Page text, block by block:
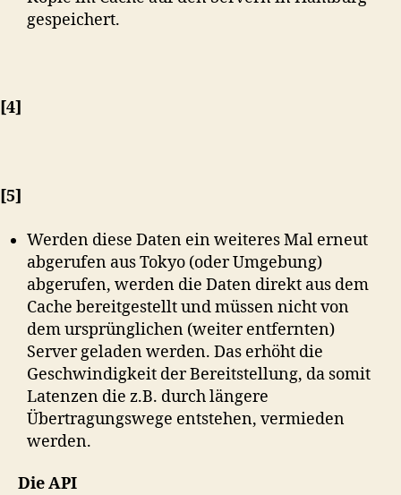
gespeichert.
[4]
[5]
Werden diese Daten ein weiteres Mal erneut
abgerufen aus Tokyo (oder Umgebung)
abgerufen, werden die Daten direkt aus dem
Cache bereitgestellt und müssen nicht von
dem ursprünglichen (weiter entfernten)
Server geladen werden. Das erhöht die
Geschwindigkeit der Bereitstellung, da somit
Latenzen die z.B. durch längere
Übertragungswege entstehen, vermieden
werden.
Die API